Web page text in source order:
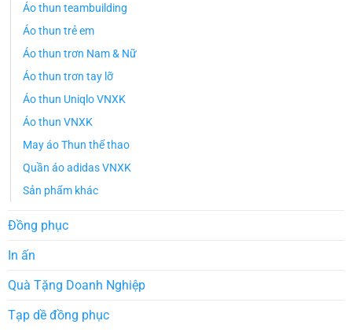
Áo thun teambuilding
Áo thun trẻ em
Áo thun trơn Nam & Nữ
Áo thun trơn tay lỡ
Áo thun Uniqlo VNXK
Áo thun VNXK
May áo Thun thể thao
Quần áo adidas VNXK
Sản phẩm khác
Đồng phục
In ấn
Quà Tặng Doanh Nghiệp
Tạp dề đồng phục